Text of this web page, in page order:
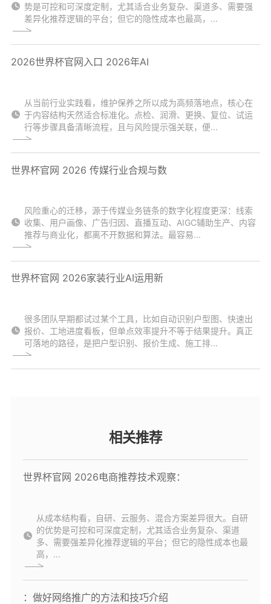
势是可控和可深度定制，尤其适合业务复杂、渠道多、需要强
差异化推荐逻辑的平台；但它的隐性成本也最高，...
2026世界杯官网入口 2026年AI
从当前行业实践看，维护保养之所以成为高频落地点，核心在
于内容结构天然适合标准化。点检、润滑、更换、复位、试运
行等步骤具备清晰流程，且与风险提示强关联，便...
世界杯官网 2026 传媒行业合规与数
风险重心的迁移，源于传媒业务链条的数字化程度更深：线索
收集、用户画像、广告归因、直播互动、AIGC辅助生产、内容
推荐与商业化，都离不开数据和算法。最容易...
世界杯官网 2026家装行业AI运用新
很多团队早期都试过某个工具，比如自动识别户型图、快速出
报价、工地进度看板，但单点效率提升不等于结果提升。真正
可落地的路径，是把户型识别、报价生成、施工排...
相关推荐
世界杯官网 2026电商推荐技术观察：
从成本结构看，自研、云服务、混合方案差异很大。自研
的优势是可控和可深度定制，尤其适合业务复杂、渠道
多、需要强差异化推荐逻辑的平台；但它的隐性成本也最
高，...
：做好网络推广的方法和技巧介绍